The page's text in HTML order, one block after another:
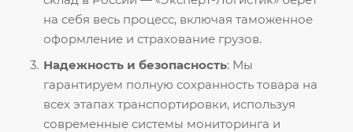
на себя весь процесс, включая таможенное
оформление и страхование грузов.
Надежность и безопасность: Мы
гарантируем полную сохранность товара на
всех этапах транспортировки, используя
современные системы мониторинга и